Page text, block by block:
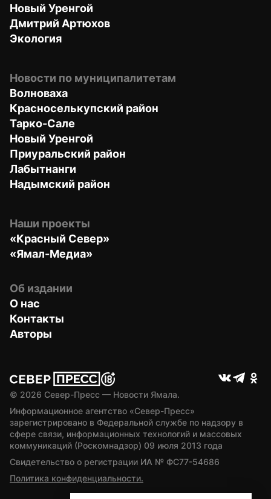
Новый Уренгой
Дмитрий Артюхов
Экология
Новости по муниципалитетам
Волноваха
Красноселькупский район
Тарко-Сале
Новый Уренгой
Приуральский район
Лабытнанги
Надымский район
Наши проекты
«Красный Север»
«Ямал-Медиа»
Об издании
О нас
Контакты
Авторы
© 2026 Север-Пресс — Новости Ямала.
Информационное агентство «Север-Пресс»
зарегистрировано в Федеральной службе по надзору в
сфере связи, информационных технологий и массовых
коммуникаций (Роскомнадзор) 09 июля 2013 года
Свидетельство о регистрации ИА № ФС77-54686
Политика конфиденциальности.